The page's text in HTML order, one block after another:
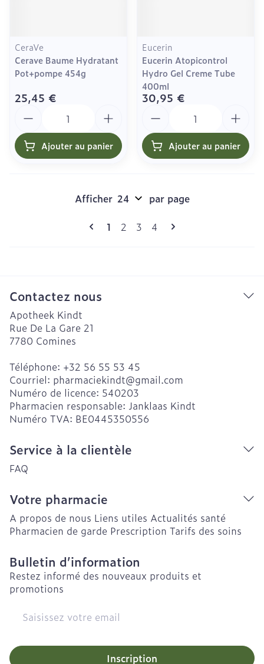
CeraVe
Cerave Baume Hydratant
Pot+pompe 454g
25,45 €
Ajouter au panier
Eucerin
Eucerin Atopicontrol
Hydro Gel Creme Tube
400ml
30,95 €
Ajouter au panier
Pages
Vous lisez actuellement la page
1 Page
2 Page
3 Page
4
Afficher par page
Contactez nous
Apotheek Kindt
Rue De La Gare 21
7780 Comines
Téléphone: +32 56 55 53 45
Courriel: pharmaciekindt@gmail.com
Numéro de licence: 540203
Pharmacien responsable: Janklaas Kindt
Numéro TVA: BE0445350556
Service à la clientèle
FAQ
Votre pharmacie
A propos de nous Liens utiles Actualités santé
Pharmacien de garde Prescription Tarifs des soins
Bulletin d’information
Restez informé des nouveaux produits et
promotions
Adresse mail
Inscription